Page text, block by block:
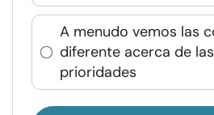
A menudo vemos las
diferente acerca de
prioridades